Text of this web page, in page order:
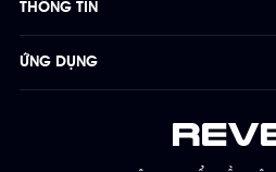
THÔNG TIN
ỨNG DỤNG